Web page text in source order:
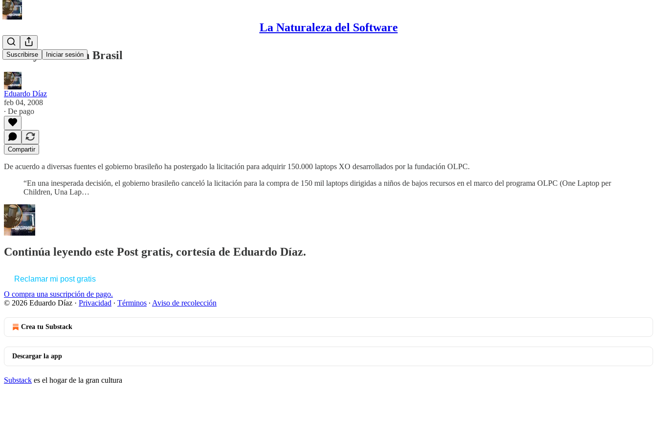
La Naturaleza del Software
Suscribirse Iniciar sesión
No hay OLPC en Brasil
Eduardo Díaz
feb 04, 2008
∙ De pago
Compartir
De acuerdo a diversas fuentes el gobierno brasileño ha postergado la licitación para adquirir 150.000 laptops XO desarrollados por la fundación OLPC.
“En una inesperada decisión, el gobierno brasileño canceló la licitación para la compra de 150 mil laptops dirigidas a niños de bajos recursos en el marco del programa OLPC (One Laptop per
Children, Una Lap…
Continúa leyendo este Post gratis, cortesía de Eduardo Díaz.
Reclamar mi post gratis
O compra una suscripción de pago.
© 2026 Eduardo Díaz · Privacidad ∙ Términos ∙ Aviso de recolección
Crea tu Substack
Descargar la app
Substack es el hogar de la gran cultura